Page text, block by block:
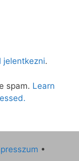
jelentkezni.
spam. Learn
•